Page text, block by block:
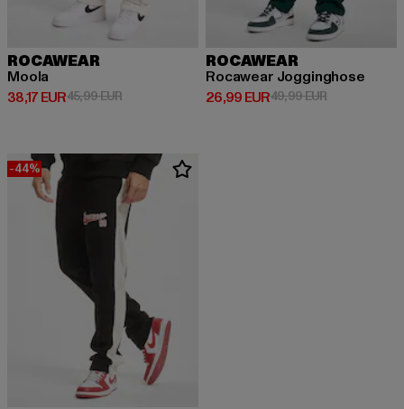
ROCAWEAR
Moola
38,17 EUR
Derzeitiger Preis: 38,17 EUR
45,99 EURAktionspreis: 45,99 EUR
ROCAWEAR
Rocawear Jogginghose
26,99 EUR
Derzeitiger Preis: 26,99 EUR
49,99 EURAktionspreis:
-44%